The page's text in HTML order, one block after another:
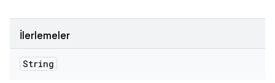
İlerlemeler
String